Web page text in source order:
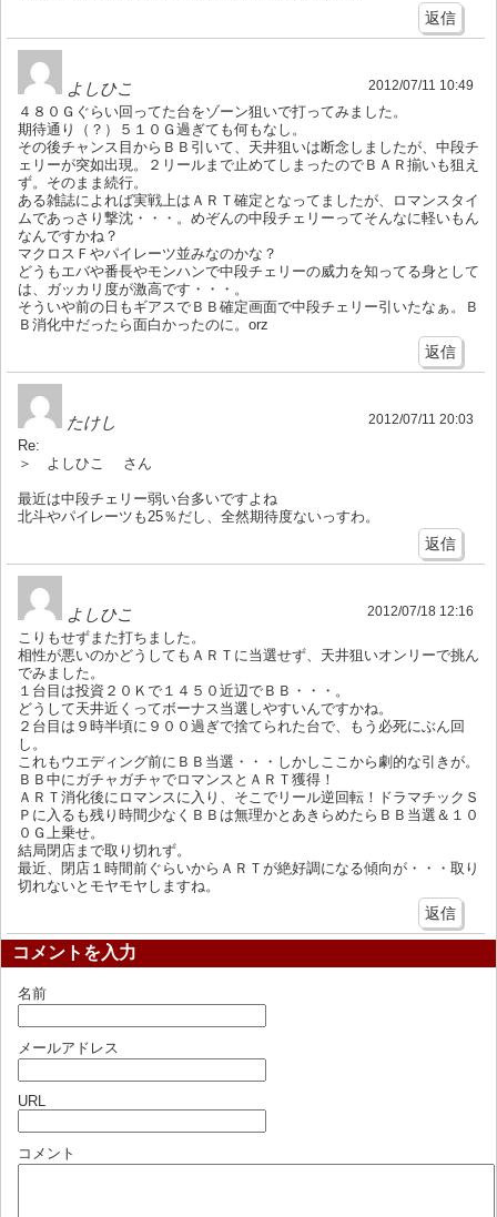
返信
よしひこ 2012/07/11 10:49
４８０Ｇぐらい回ってた台をゾーン狙いで打ってみました。
期待通り（？）５１０Ｇ過ぎても何もなし。
その後チャンス目からＢＢ引いて、天井狙いは断念しましたが、中段チ
ェリーが突如出現。２リールまで止めてしまったのでＢＡＲ揃いも狙え
ず。そのまま続行。
ある雑誌によれば実戦上はＡＲＴ確定となってましたが、ロマンスタイ
ムであっさり撃沈・・・。めぞんの中段チェリーってそんなに軽いもん
なんですかね？
マクロスＦやパイレーツ並みなのかな？
どうもエバや番長やモンハンで中段チェリーの威力を知ってる身として
は、ガッカリ度が激高です・・・。
そういや前の日もギアスでＢＢ確定画面で中段チェリー引いたなぁ。Ｂ
Ｂ消化中だったら面白かったのに。orz
返信
たけし 2012/07/11 20:03
Re:
＞ よしひこ さん
最近は中段チェリー弱い台多いですよね
北斗やパイレーツも25％だし、全然期待度ないっすわ。
返信
よしひこ 2012/07/18 12:16
こりもせずまた打ちました。
相性が悪いのかどうしてもＡＲＴに当選せず、天井狙いオンリーで挑ん
でみました。
１台目は投資２０Ｋで１４５０近辺でＢＢ・・・。
どうして天井近くってボーナス当選しやすいんですかね。
２台目は９時半頃に９００過ぎで捨てられた台で、もう必死にぶん回
し。
これもウエディング前にＢＢ当選・・・しかしここから劇的な引きが。
ＢＢ中にガチャガチャでロマンスとＡＲＴ獲得！
ＡＲＴ消化後にロマンスに入り、そこでリール逆回転！ドラマチックＳ
Ｐに入るも残り時間少なくＢＢは無理かとあきらめたらＢＢ当選＆１０
０Ｇ上乗せ。
結局閉店まで取り切れず。
最近、閉店１時間前ぐらいからＡＲＴが絶好調になる傾向が・・・取り
切れないとモヤモヤしますね。
返信
コメントを入力
名前
メールアドレス
URL
コメント